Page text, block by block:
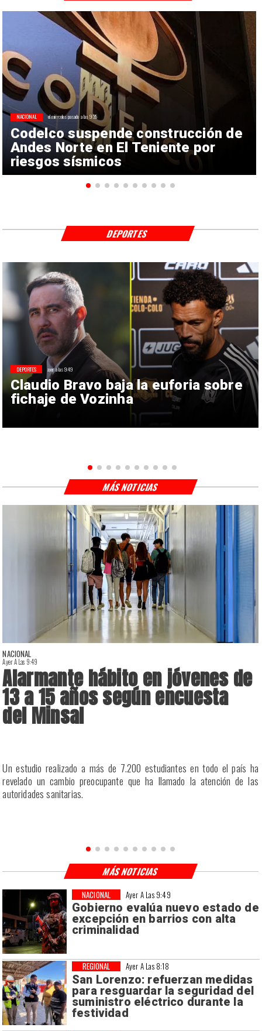
Codelco suspende construcción de
Andes Norte en El Teniente por
riesgos sísmicos
NACIONAL el miércoles pasado a las 9:35
Claudio Bravo baja la euforia sobre
fichaje de Vozinha
DEPORTES ayer a las 9:49
DEPORTES
NACIONAL
Ayer A Las 9:49
Alarmante hábito en jóvenes de
13 a 15 años según encuesta
del Minsal
Un estudio realizado a más de 7.200 estudiantes en todo el país ha
revelado un cambio preocupante que ha llamado la atención de las
autoridades sanitarias.
MÁS NOTICIAS
Ayer A Las 9:49
Gobierno evalúa nuevo estado de
excepción en barrios con alta
criminalidad
NACIONAL
Ayer A Las 8:18
San Lorenzo: refuerzan medidas
para resguardar la seguridad del
suministro eléctrico durante la
festividad
REGIONAL
MÁS NOTICIAS